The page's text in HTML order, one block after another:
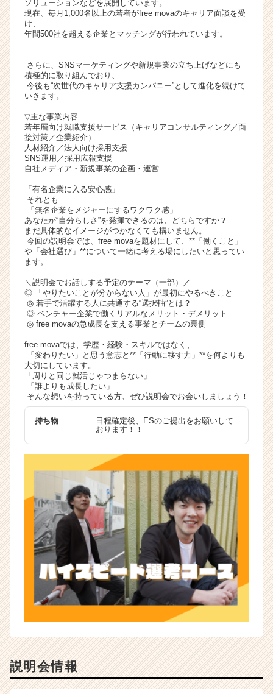
サ
ト
キ
ャ
（C
e
e
r
C
r
e
e
r）
ソリューションなどを展開しています。
現在、毎月1,000名以上の若者がfree movaのキャリア面談を受
け、
年間500社を超える企業とマッチングが行われています。
さらに、SNSマーケティングや新規事業の立ち上げなどにも
積極的に取り組んでおり、
今後も“次世代のキャリア支援カンパニー”として進化を続けて
いきます。
▽主な事業内容
若年層向け就職支援サービス（キャリアコンサルティング／面
接対策／企業紹介）
人材紹介／法人向け採用支援
SNS運用／採用広報支援
自社メディア・新規事業の企画・運営
「有名企業に入る安心感」
それとも
「無名企業をメジャーにするワクワク感」
あなたが“自分らしさ”を発揮できるのは、どちらですか？
まだ具体的なイメージがつかなくても構いません。
今回の説明会では、free movaを題材にして、**「働くこと」
や「会社選び」**について一緒に考える場にしたいと思ってい
ます。
＼説明会でお話しする予定のテーマ（一部）／
◎ 「やりたいことが分からない人」が最初にやるべきこと
◎ 若手で活躍する人に共通する“選択軸”とは？
◎ ベンチャー企業で働くリアルなメリット・デメリット
◎ free movaの急成長を支える事業とチームの裏側
free movaでは、学歴・経験・スキルではなく、
「変わりたい」と思う意志と**「行動に移す力」**を何よりも
大切にしています。
「周りと同じ就活じゃつまらない」
「誰よりも成長したい」
そんな想いを持っている方、ぜひ説明会でお会いしましょう！
持ち物
日程確定後、ESのご提出をお願いして
おります！！
説明会情報